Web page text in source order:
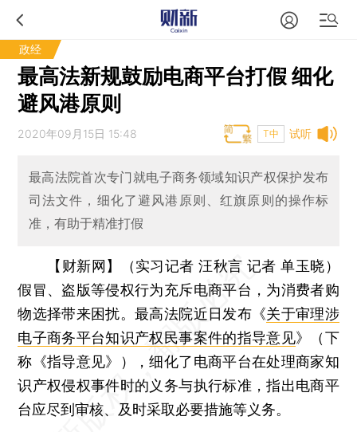
政经
最高法新规鼓励电商平台打假 细化
避风港原则
试听
2020年09月15日 15:48 T中
最高法院首次专门就电子商务领域知识产权保护发布
司法文件，细化了避风港原则、红旗原则的操作标
准，有助于精准打假
【财新网】（实习记者 汪秋言 记者 单玉晓）
假冒、盗版等侵权行为充斥电商平台，为消费者购
物选择带来困扰。最高法院近日发布《关于审理涉
电子商务平台知识产权民事案件的指导意见》（下
称《指导意见》），细化了电商平台在处理商家知
识产权侵权事件时的义务与执行标准，指出电商平
台应尽到审核、及时采取必要措施等义务。